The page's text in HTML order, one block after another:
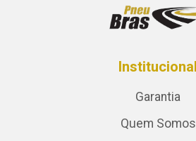
Institucional
Garantia
Quem Somos